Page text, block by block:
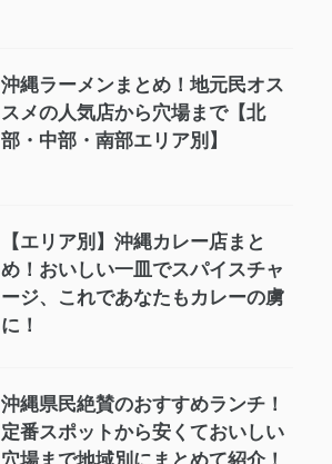
沖縄ラーメンまとめ！地元民オス
スメの人気店から穴場まで【北
部・中部・南部エリア別】
【エリア別】沖縄カレー店まと
め！おいしい一皿でスパイスチャ
ージ、これであなたもカレーの虜
に！
沖縄県民絶賛のおすすめランチ！
定番スポットから安くておいしい